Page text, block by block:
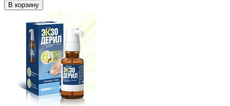
В корзину